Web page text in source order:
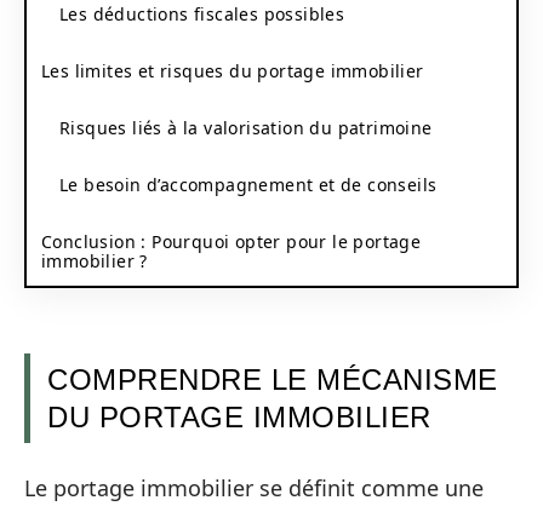
Les déductions fiscales possibles
Les limites et risques du portage immobilier
Risques liés à la valorisation du patrimoine
Le besoin d’accompagnement et de conseils
Conclusion : Pourquoi opter pour le portage
immobilier ?
COMPRENDRE LE MÉCANISME
DU PORTAGE IMMOBILIER
Le portage immobilier se définit comme une